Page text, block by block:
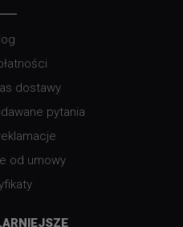
dostawy
pytania
od umowy